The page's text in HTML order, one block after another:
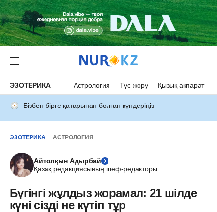
ЭЗОТЕРИКА Астрология Түс жору Қызық ақпарат
Бізбен бірге қатарынан болған күндеріңіз
ЭЗОТЕРИКА АСТРОЛОГИЯ
Айтолқын Адырбай
Қазақ редакциясының шеф-редакторы
Бүгінгі жұлдыз жорамал: 21 шілде
күні сізді не күтіп тұр